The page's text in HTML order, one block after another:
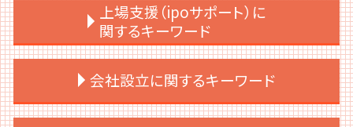
上場支援（ipoサポート）に
関するキーワード
上場準備 経理
内部統制 3点セット
会社設立に関するキーワード